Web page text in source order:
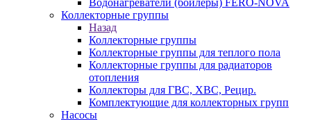
Водонагреватели (бойлеры) FERO-NOVA
Коллекторные группы
Назад
Коллекторные группы
Коллекторные группы для теплого пола
Коллекторные группы для радиаторов
отопления
Коллекторы для ГВС, ХВС, Рецир.
Комплектующие для коллекторных групп
Насосы